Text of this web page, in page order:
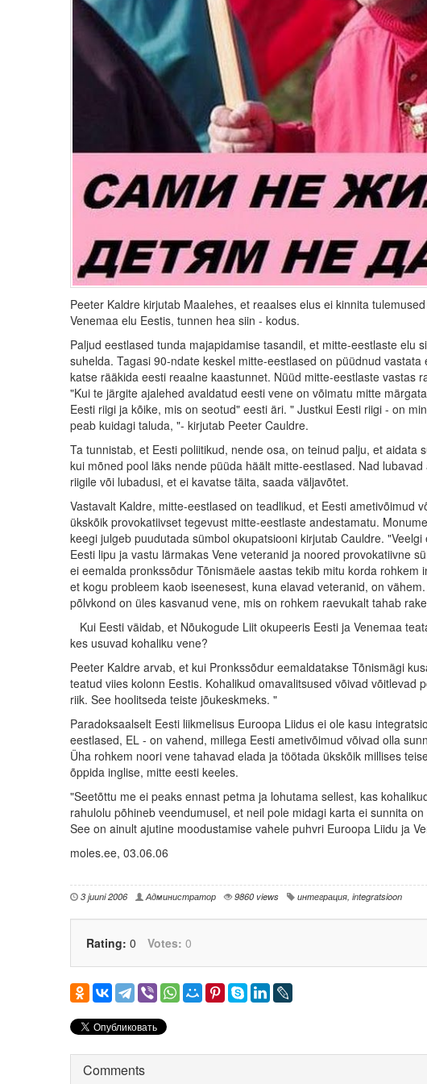
Peeter Kaldre kirjutab Maalehes, et reaalses elus ei kinnita
Venemaa elu Eestis, tunnen hea siin - kodus.
Paljud eestlased tunda majapidamise tasandil, et mitte-eestlaste elu
suhelda. Tagasi 90-ndate keskel mitte-eestlased on püüdnud
katse rääkida eesti reaalne kaastunnet. Nüüd mitte-eestlaste vastas
"Kui te järgite ajalehed avaldatud eesti vene on võimatu mitte
Eesti riigi ja kõike, mis on seotud" eesti äri. " Justkui Eesti riigi - on
peab kuidagi taluda, "- kirjutab Peeter Cauldre.
Ta tunnistab, et Eesti poliitikud, nende osa, on teinud palju, et aidata
kui mõned pool läks nende püüda häält mitte-eestlased. Nad
riigile või lubadusi, et ei kavatse täita, saada väljavõtet.
Vastavalt Kaldre, mitte-eestlased on teadlikud, et Eesti ametivõimud
ükskõik provokatiivset tegevust mitte-eestlaste andestamatu.
keegi julgeb puudutada sümbol okupatsiooni kirjutab Cauldre.
Eesti lipu ja vastu lärmakas Vene veteranid ja noored provokatiivne
ei eemalda pronkssõdur Tõnismäele aastas tekib mitu korda rohkem
et kogu probleem kaob iseenesest, kuna elavad veteranid, on
põlvkond on üles kasvanud vene, mis on rohkem raevukalt tahab
Kui Eesti väidab, et Nõukogude Liit okupeeris Eesti ja Venemaa
kes usuvad kohaliku vene?
Peeter Kaldre arvab, et kui Pronkssõdur eemaldatakse Tõnismägi
teatud viies kolonn Eestis. Kohalikud omavalitsused võivad võitlevad
riik. See hoolitseda teiste jõukeskmeks. "
Paradoksaalselt Eesti liikmelisus Euroopa Liidus ei ole kasu
eestlased, EL - on vahend, millega Eesti ametivõimud võivad olla
Üha rohkem noori vene tahavad elada ja töötada ükskõik millises
õppida inglise, mitte eesti keeles.
"Seetõttu me ei peaks ennast petma ja lohutama sellest, kas
rahulolu põhineb veendumusel, et neil pole midagi karta ei sunnita
See on ainult ajutine moodustamise vahele puhvri Euroopa Liidu ja
moles.ee, 03.06.06
3 juuni 2006 Администратор 9860 views интеграция, integratsioon
Rating: 0 Votes: 0
Comments